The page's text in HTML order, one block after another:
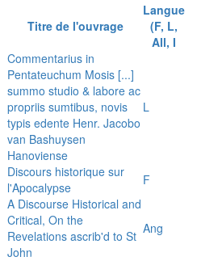
Titre de l'ouvrage
Langue
(F, L,
All, I
Commentarius in
Pentateuchum Mosis [...]
summo studio & labore ac
propriis sumtibus, novis
typis edente Henr. Jacobo
van Bashuysen
Hanoviense
L
Discours historique sur
l'Apocalypse
F
A Discourse Historical and
Critical, On the
Revelations ascrib'd to St
John
Ang